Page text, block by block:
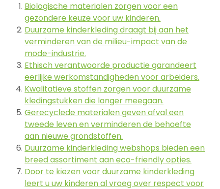
Biologische materialen zorgen voor een
gezondere keuze voor uw kinderen.
Duurzame kinderkleding draagt bij aan het
verminderen van de milieu-impact van de
mode-industrie.
Ethisch verantwoorde productie garandeert
eerlijke werkomstandigheden voor arbeiders.
Kwalitatieve stoffen zorgen voor duurzame
kledingstukken die langer meegaan.
Gerecyclede materialen geven afval een
tweede leven en verminderen de behoefte
aan nieuwe grondstoffen.
Duurzame kinderkleding webshops bieden een
breed assortiment aan eco-friendly opties.
Door te kiezen voor duurzame kinderkleding
leert u uw kinderen al vroeg over respect voor